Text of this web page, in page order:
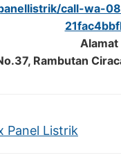
call-wa-
Alamat
Rambutan
Panel Listrik